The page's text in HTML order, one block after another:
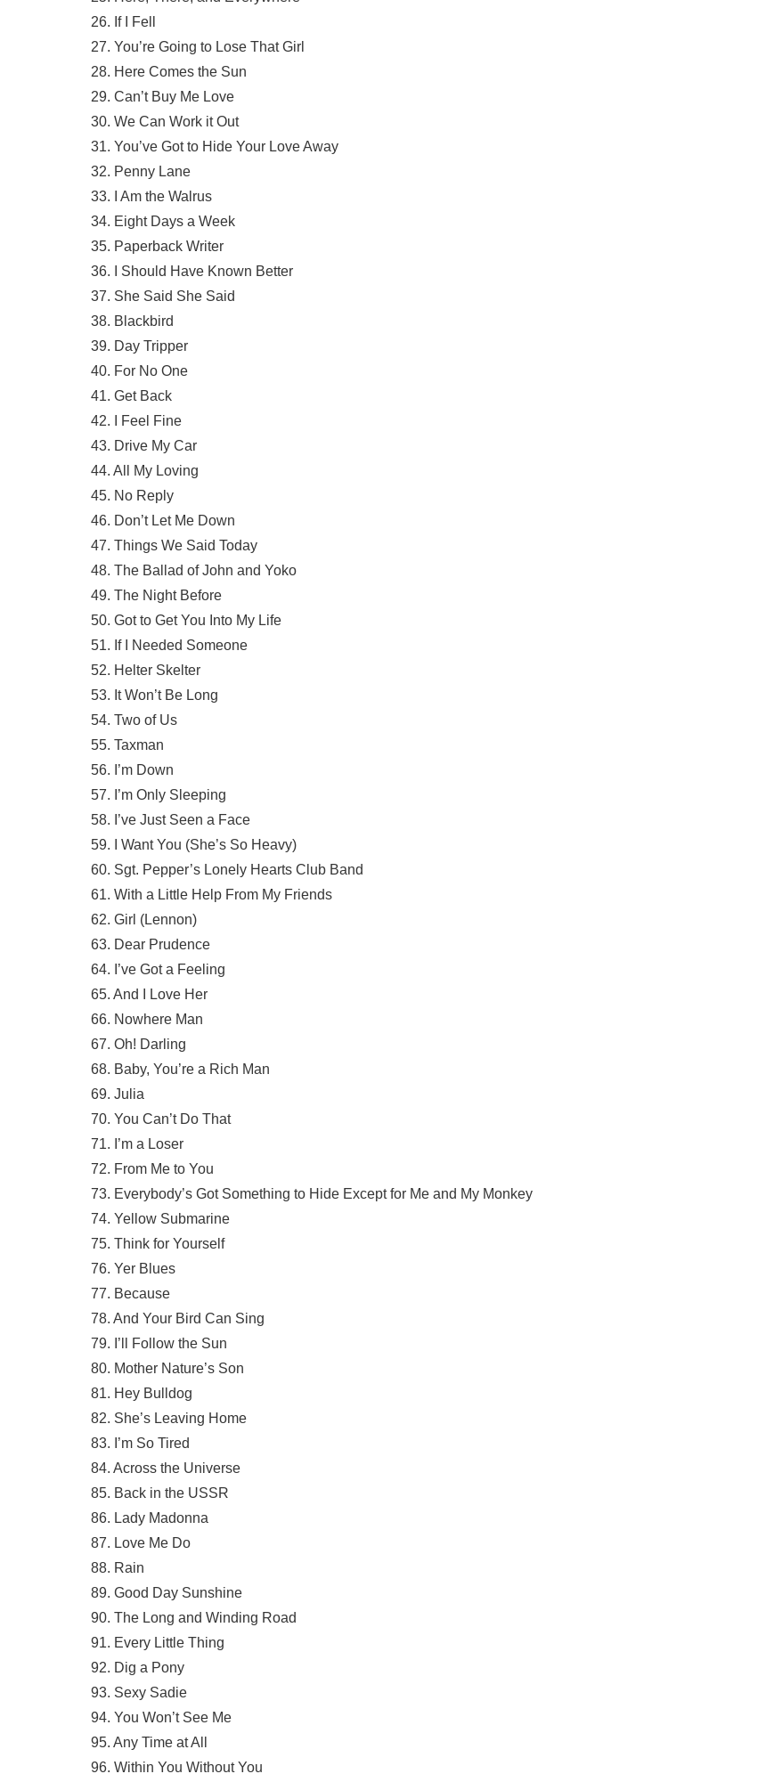
26. If I Fell
27. You’re Going to Lose That Girl
28. Here Comes the Sun
29. Can’t Buy Me Love
30. We Can Work it Out
31. You’ve Got to Hide Your Love Away
32. Penny Lane
33. I Am the Walrus
34. Eight Days a Week
35. Paperback Writer
36. I Should Have Known Better
37. She Said She Said
38. Blackbird
39. Day Tripper
40. For No One
41. Get Back
42. I Feel Fine
43. Drive My Car
44. All My Loving
45. No Reply
46. Don’t Let Me Down
47. Things We Said Today
48. The Ballad of John and Yoko
49. The Night Before
50. Got to Get You Into My Life
51. If I Needed Someone
52. Helter Skelter
53. It Won’t Be Long
54. Two of Us
55. Taxman
56. I’m Down
57. I’m Only Sleeping
58. I’ve Just Seen a Face
59. I Want You (She’s So Heavy)
60. Sgt. Pepper’s Lonely Hearts Club Band
61. With a Little Help From My Friends
62. Girl (Lennon)
63. Dear Prudence
64. I’ve Got a Feeling
65. And I Love Her
66. Nowhere Man
67. Oh! Darling
68. Baby, You’re a Rich Man
69. Julia
70. You Can’t Do That
71. I’m a Loser
72. From Me to You
73. Everybody’s Got Something to Hide Except for Me and My Monkey
74. Yellow Submarine
75. Think for Yourself
76. Yer Blues
77. Because
78. And Your Bird Can Sing
79. I’ll Follow the Sun
80. Mother Nature’s Son
81. Hey Bulldog
82. She’s Leaving Home
83. I’m So Tired
84. Across the Universe
85. Back in the USSR
86. Lady Madonna
87. Love Me Do
88. Rain
89. Good Day Sunshine
90. The Long and Winding Road
91. Every Little Thing
92. Dig a Pony
93. Sexy Sadie
94. You Won’t See Me
95. Any Time at All
96. Within You Without You